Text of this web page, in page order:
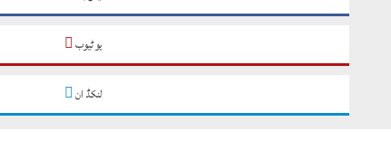
یو ٹیوب
لنکڈ ان